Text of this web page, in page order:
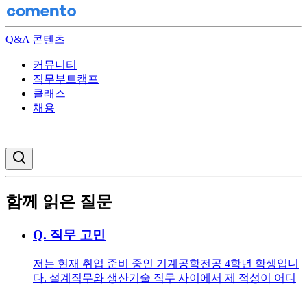
Q&A 콘텐츠
커뮤니티
직무부트캠프
클래스
채용
함께 읽은 질문
Q. 직무 고민
저는 현재 취업 준비 중인 기계공학전공 4학년 학생입니
다. 설계직무와 생산기술 직무 사이에서 제 적성이 어디